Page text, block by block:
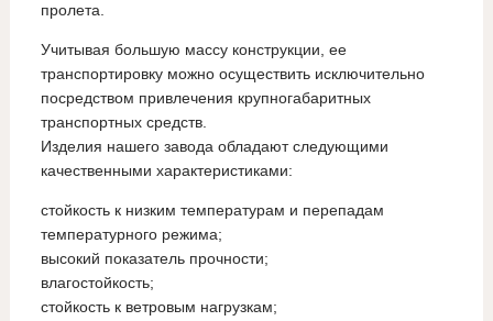
пролета.
Учитывая большую массу конструкции, ее
транспортировку можно осуществить исключительно
посредством привлечения крупногабаритных
транспортных средств.
Изделия нашего завода обладают следующими
качественными характеристиками:
стойкость к низким температурам и перепадам
температурного режима;
высокий показатель прочности;
влагостойкость;
стойкость к ветровым нагрузкам;